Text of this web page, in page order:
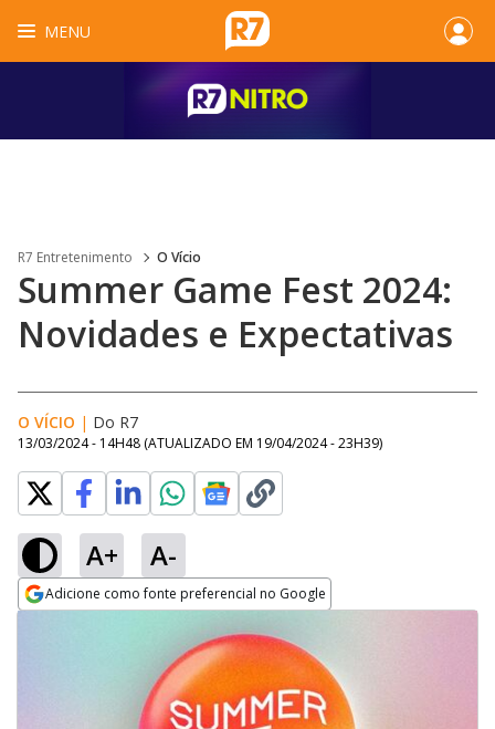
MENU
R7 Entretenimento O Vício
Summer Game Fest 2024:
Novidades e Expectativas
O VÍCIO | Do R7
13/03/2024 - 14H48 (ATUALIZADO EM 19/04/2024 - 23H39)
A+ A-
Adicione como fonte preferencial no Google